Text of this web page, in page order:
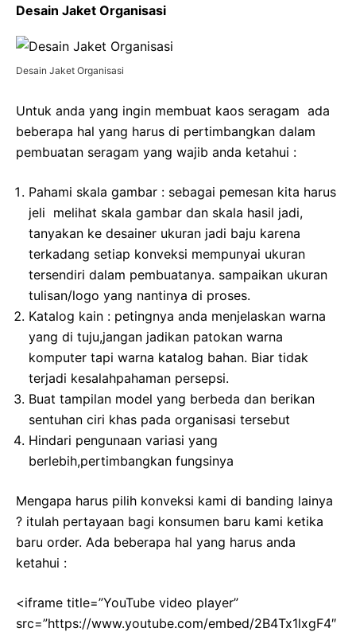
Desain Jaket Organisasi
Desain Jaket Organisasi
Untuk anda yang ingin membuat kaos seragam ada
beberapa hal yang harus di pertimbangkan dalam
pembuatan seragam yang wajib anda ketahui :
Pahami skala gambar : sebagai pemesan kita harus
jeli melihat skala gambar dan skala hasil jadi,
tanyakan ke desainer ukuran jadi baju karena
terkadang setiap konveksi mempunyai ukuran
tersendiri dalam pembuatanya. sampaikan ukuran
tulisan/logo yang nantinya di proses.
Katalog kain : petingnya anda menjelaskan warna
yang di tuju,jangan jadikan patokan warna
komputer tapi warna katalog bahan. Biar tidak
terjadi kesalahpahaman persepsi.
Buat tampilan model yang berbeda dan berikan
sentuhan ciri khas pada organisasi tersebut
Hindari pengunaan variasi yang
berlebih,pertimbangkan fungsinya
Mengapa harus pilih konveksi kami di banding lainya
? itulah pertayaan bagi konsumen baru kami ketika
baru order. Ada beberapa hal yang harus anda
ketahui :
<iframe title=”YouTube video player”
src=”https://www.youtube.com/embed/2B4Tx1lxgF4″